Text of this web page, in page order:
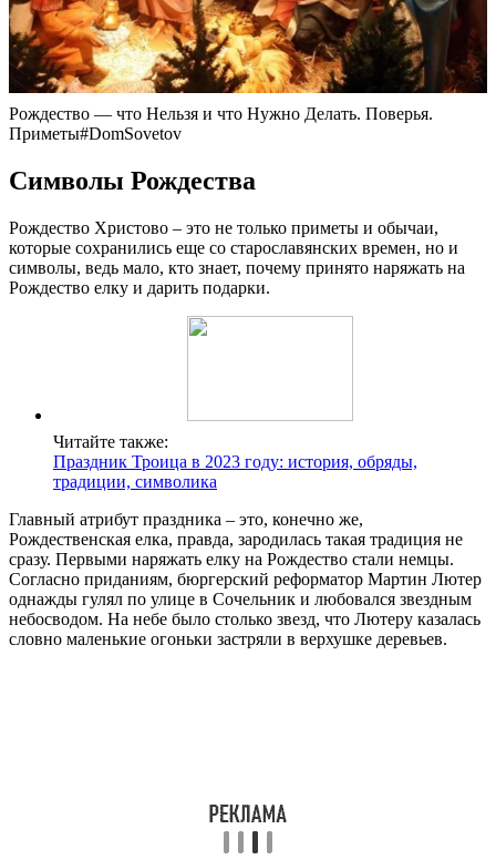
Рождество — что Нельзя и что Нужно Делать. Поверья.
Приметы#DomSovetov
Символы Рождества
Рождество Христово – это не только приметы и обычаи,
которые сохранились еще со старославянских времен, но и
символы, ведь мало, кто знает, почему принято наряжать на
Рождество елку и дарить подарки.
Читайте также:
Праздник Троица в 2023 году: история, обряды,
традиции, символика
Главный атрибут праздника – это, конечно же,
Рождественская елка, правда, зародилась такая традиция не
сразу. Первыми наряжать елку на Рождество стали немцы.
Согласно приданиям, бюргерский реформатор Мартин Лютер
однажды гулял по улице в Сочельник и любовался звездным
небосводом. На небе было столько звезд, что Лютеру казалась
словно маленькие огоньки застряли в верхушке деревьев.